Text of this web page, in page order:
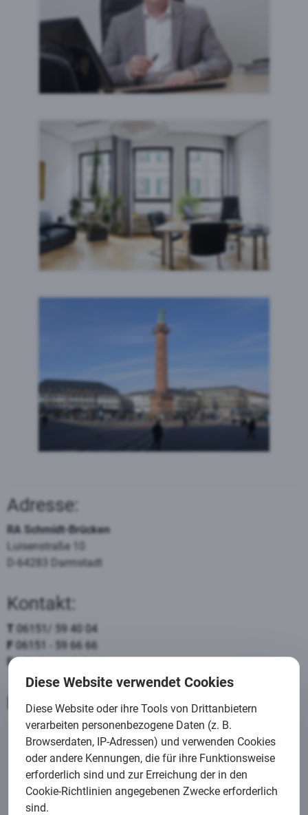
Adresse:
RA Schmidt-Brücken
Luisenstraße 10
D-64283 Darmstadt
Kontakt:
T
06151/ 59 40 04
F 06151 - 59 66 66
E info@anwalt-da.de
Kooperationspartner:
Damit dieser Inhalt funktioniert, ist Ihre Zustimmung
erforderlich!
Datenschutzeinstellungen
Diese Website verwendet Cookies
Diese Website oder ihre Tools von Drittanbietern
verarbeiten personenbezogene Daten (z. B.
Browserdaten, IP-Adressen) und verwenden Cookies
oder andere Kennungen, die für ihre Funktionsweise
erforderlich sind und zur Erreichung der in den
Cookie-Richtlinien angegebenen Zwecke erforderlich
sind.